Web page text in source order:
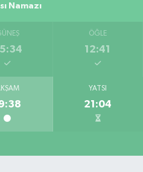
Namazı
ÖĞLE
12:41
YATSI
21:04